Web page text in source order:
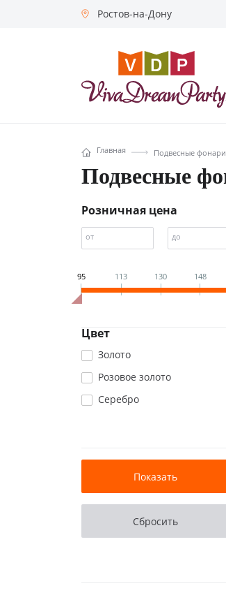
Ростов-на-Дону
Главная Подвесные
Подвесные
Розничная цена
от до
95 113 130 148
Цвет
Золото
Розовое золото
Серебро